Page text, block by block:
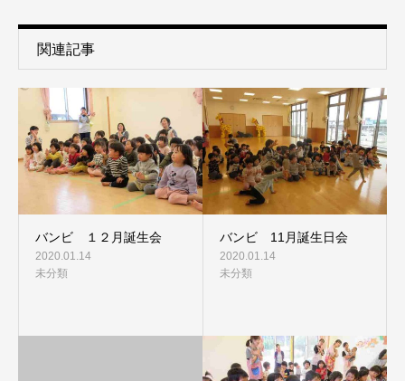
関連記事
バンビ １２月誕生会
2020.01.14
未分類
バンビ 11月誕生日会
2020.01.14
未分類